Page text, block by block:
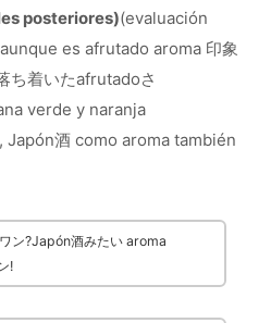
posteriores)(evaluación
es afrutado aroma 印象
ち着いたafrutadoさ
verde y naranja
Japón酒 como aroma también
ン?Japón酒みたい aroma
!